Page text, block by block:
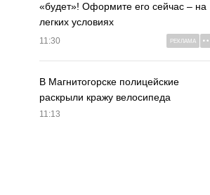
«будет»! Оформите его сейчас – на
легких условиях
11:30 РЕКЛАМА
В Магнитогорске полицейские
раскрыли кражу велосипеда
11:13